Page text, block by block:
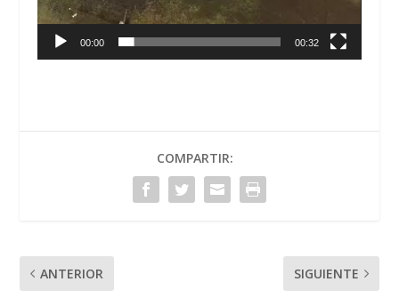
00:00 00:32
COMPARTIR:
ANTERIOR SIGUIENTE